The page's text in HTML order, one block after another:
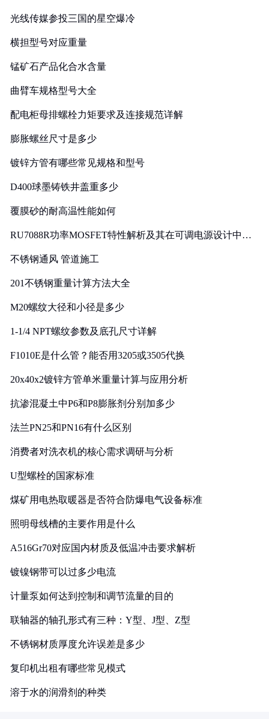
光线传媒参投三国的星空爆冷
横担型号对应重量
锰矿石产品化合水含量
曲臂车规格型号大全
配电柜母排螺栓力矩要求及连接规范详解
膨胀螺丝尺寸是多少
镀锌方管有哪些常见规格和型号
D400球墨铸铁井盖重多少
覆膜砂的耐高温性能如何
RU7088R功率MOSFET特性解析及其在可调电源设计中的
不锈钢通风 管道施工
201不锈钢重量计算方法大全
M20螺纹大径和小径是多少
1-1/4 NPT螺纹参数及底孔尺寸详解
F1010E是什么管？能否用3205或3505代换
20x40x2镀锌方管单米重量计算与应用分析
抗渗混凝土中P6和P8膨胀剂分别加多少
法兰PN25和PN16有什么区别
消费者对洗衣机的核心需求调研与分析
U型螺栓的国家标准
煤矿用电热取暖器是否符合防爆电气设备标准
照明母线槽的主要作用是什么
A516Gr70对应国内材质及低温冲击要求解析
镀镍钢带可以过多少电流
计量泵如何达到控制和调节流量的目的
联轴器的轴孔形式有三种：Y型、J型、Z型
不锈钢材质厚度允许误差是多少
复印机出租有哪些常见模式
溶于水的润滑剂的种类